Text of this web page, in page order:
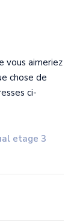
vous aimeriez
chose de
ci-
etage 3